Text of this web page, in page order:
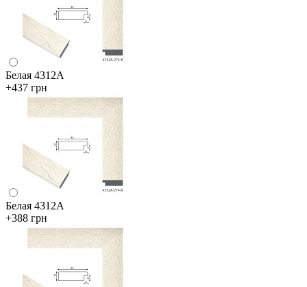
Белая 4312А
+437 грн
Белая 4312А
+388 грн